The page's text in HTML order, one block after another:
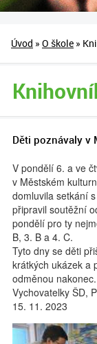
Úvod » O škole »
Děti poznávaly v
V pondělí 6. a ve
v Městském
domluvila setkání
připravil soutěžní
pondělí pro ty
B, 3. B a 4. C.
Tyto dny se děti
krátkých ukázek a
odměnou nakonec.
Vychovatelky ŠD,
15. 11. 2023